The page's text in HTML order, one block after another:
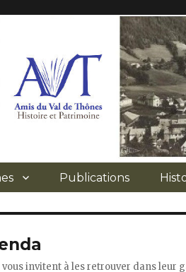
Publications
invitent à les retrouver dans leur